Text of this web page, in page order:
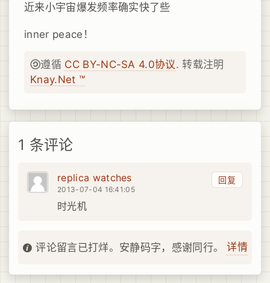
近来小宇宙爆发频率确实快了些
inner peace！
遵循 CC BY-NC-SA 4.0协议. 转载注明
Knay.Net ™
1 条评论
回复
replica watches
2013-07-04 16:41:05
时光机
评论留言已打烊。安静码字，感谢同行。 详情